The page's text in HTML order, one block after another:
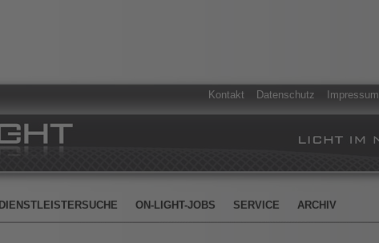
Kontakt Datenschutz Impressum
DIENSTLEISTERSUCHE ON-LIGHT-JOBS SERVICE ARCHIV